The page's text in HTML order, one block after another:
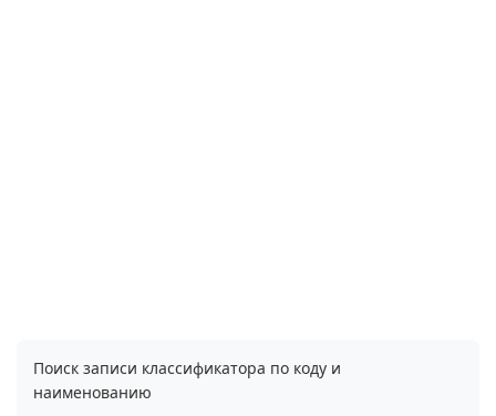
Поиск записи классификатора по коду и
наименованию